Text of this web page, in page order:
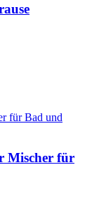
Mischer für